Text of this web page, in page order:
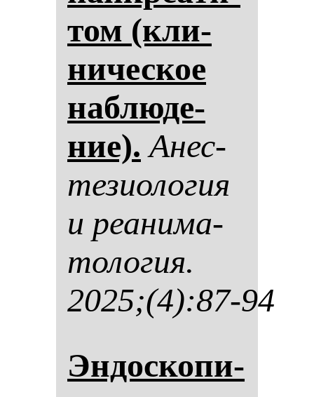
том (кли­
ни­чес­кое
наб­лю­де­
ние). Анес­
те­зи­оло­гия
и ре­ани­ма­
то­ло­гия.
2025;(4):87-94
Эн­дос­ко­пи­